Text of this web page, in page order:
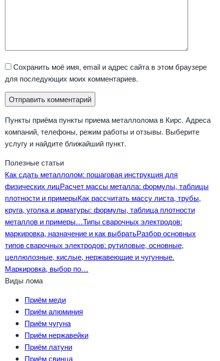
Сохранить моё имя, email и адрес сайта в этом браузере
для последующих моих комментариев.
Пункты приёма пункты приема металлолома в Кирс. Адреса
компаний, телефоны, режим работы и отзывы. Выберите
услугу и найдите ближайший пункт.
Полезные статьи
Как сдать металлолом: пошаговая инструкция для
физических лицРасчет массы металла: формулы, таблицы
плотности и примерыКак рассчитать массу листа, трубы,
круга, уголка и арматуры: формулы, таблица плотности
металлов и примеры…Типы сварочных электродов:
маркировка, назначение и как выбратьРазбор основных
типов сварочных электродов: рутиловые, основные,
целлюлозные, кислые, нержавеющие и чугунные.
Маркировка, выбор по…
Виды лома
Приём меди
Приём алюминия
Приём чугуна
Приём нержавейки
Приём латуни
Приём свинца